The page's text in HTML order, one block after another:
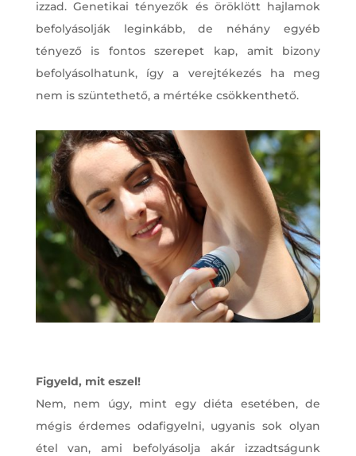
izzad. Genetikai tényezők és öröklött hajlamok
befolyásolják leginkább, de néhány egyéb
tényező is fontos szerepet kap, amit bizony
befolyásolhatunk, így a verejtékezés ha meg
nem is szüntethető, a mértéke csökkenthető.
Figyeld, mit eszel!
Nem, nem úgy, mint egy diéta esetében, de
mégis érdemes odafigyelni, ugyanis sok olyan
étel van, ami befolyásolja akár izzadtságunk